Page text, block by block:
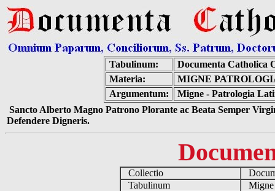
Tabulinum:
Documenta Catholica
Materia:
MIGNE
Argumentum:
Migne - Patrologia
Sancto Alberto Magno Patrono Plorante ac Beata Semper
Defendere Digneris.
Collectio
Tabulinum